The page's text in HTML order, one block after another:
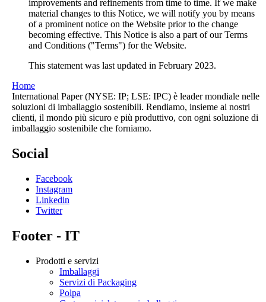
improvements and refinements from time to time. If we make
material changes to this Notice, we will notify you by means
of a prominent notice on the Website prior to the change
becoming effective. This Notice is also a part of our Terms
and Conditions ("Terms") for the Website.
This statement was last updated in February 2023.
Home
International Paper (NYSE: IP; LSE: IPC) è leader mondiale nelle
soluzioni di imballaggio sostenibili. Rendiamo, insieme ai nostri
clienti, il mondo più sicuro e più produttivo, con ogni soluzione di
imballaggio sostenibile che forniamo.
Social
Facebook
Instagram
Linkedin
Twitter
Footer - IT
Prodotti e servizi
Imballaggi
Servizi di Packaging
Polpa